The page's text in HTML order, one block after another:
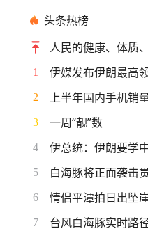
头条热榜
人民的健康、体质
1 伊媒发布伊朗最高
2 上半年国内手机销
3 一周“靓”数
4 伊总统：伊朗要学
5 白海豚将正面袭击
6 情侣平潭拍日出坠
7 台风白海豚实时路